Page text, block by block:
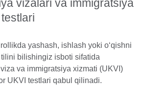
vizalari va immigratsiya
yashash, ishlash yoki oʻqishni
bilishingiz isboti sifatida
va immigratsiya xizmati (UKVI)
UKVI testlari qabul qilinadi.